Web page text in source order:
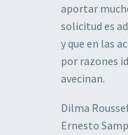
aportar
solicitud es
y que en las
por razones
avecinan.
Dilma
Ernesto